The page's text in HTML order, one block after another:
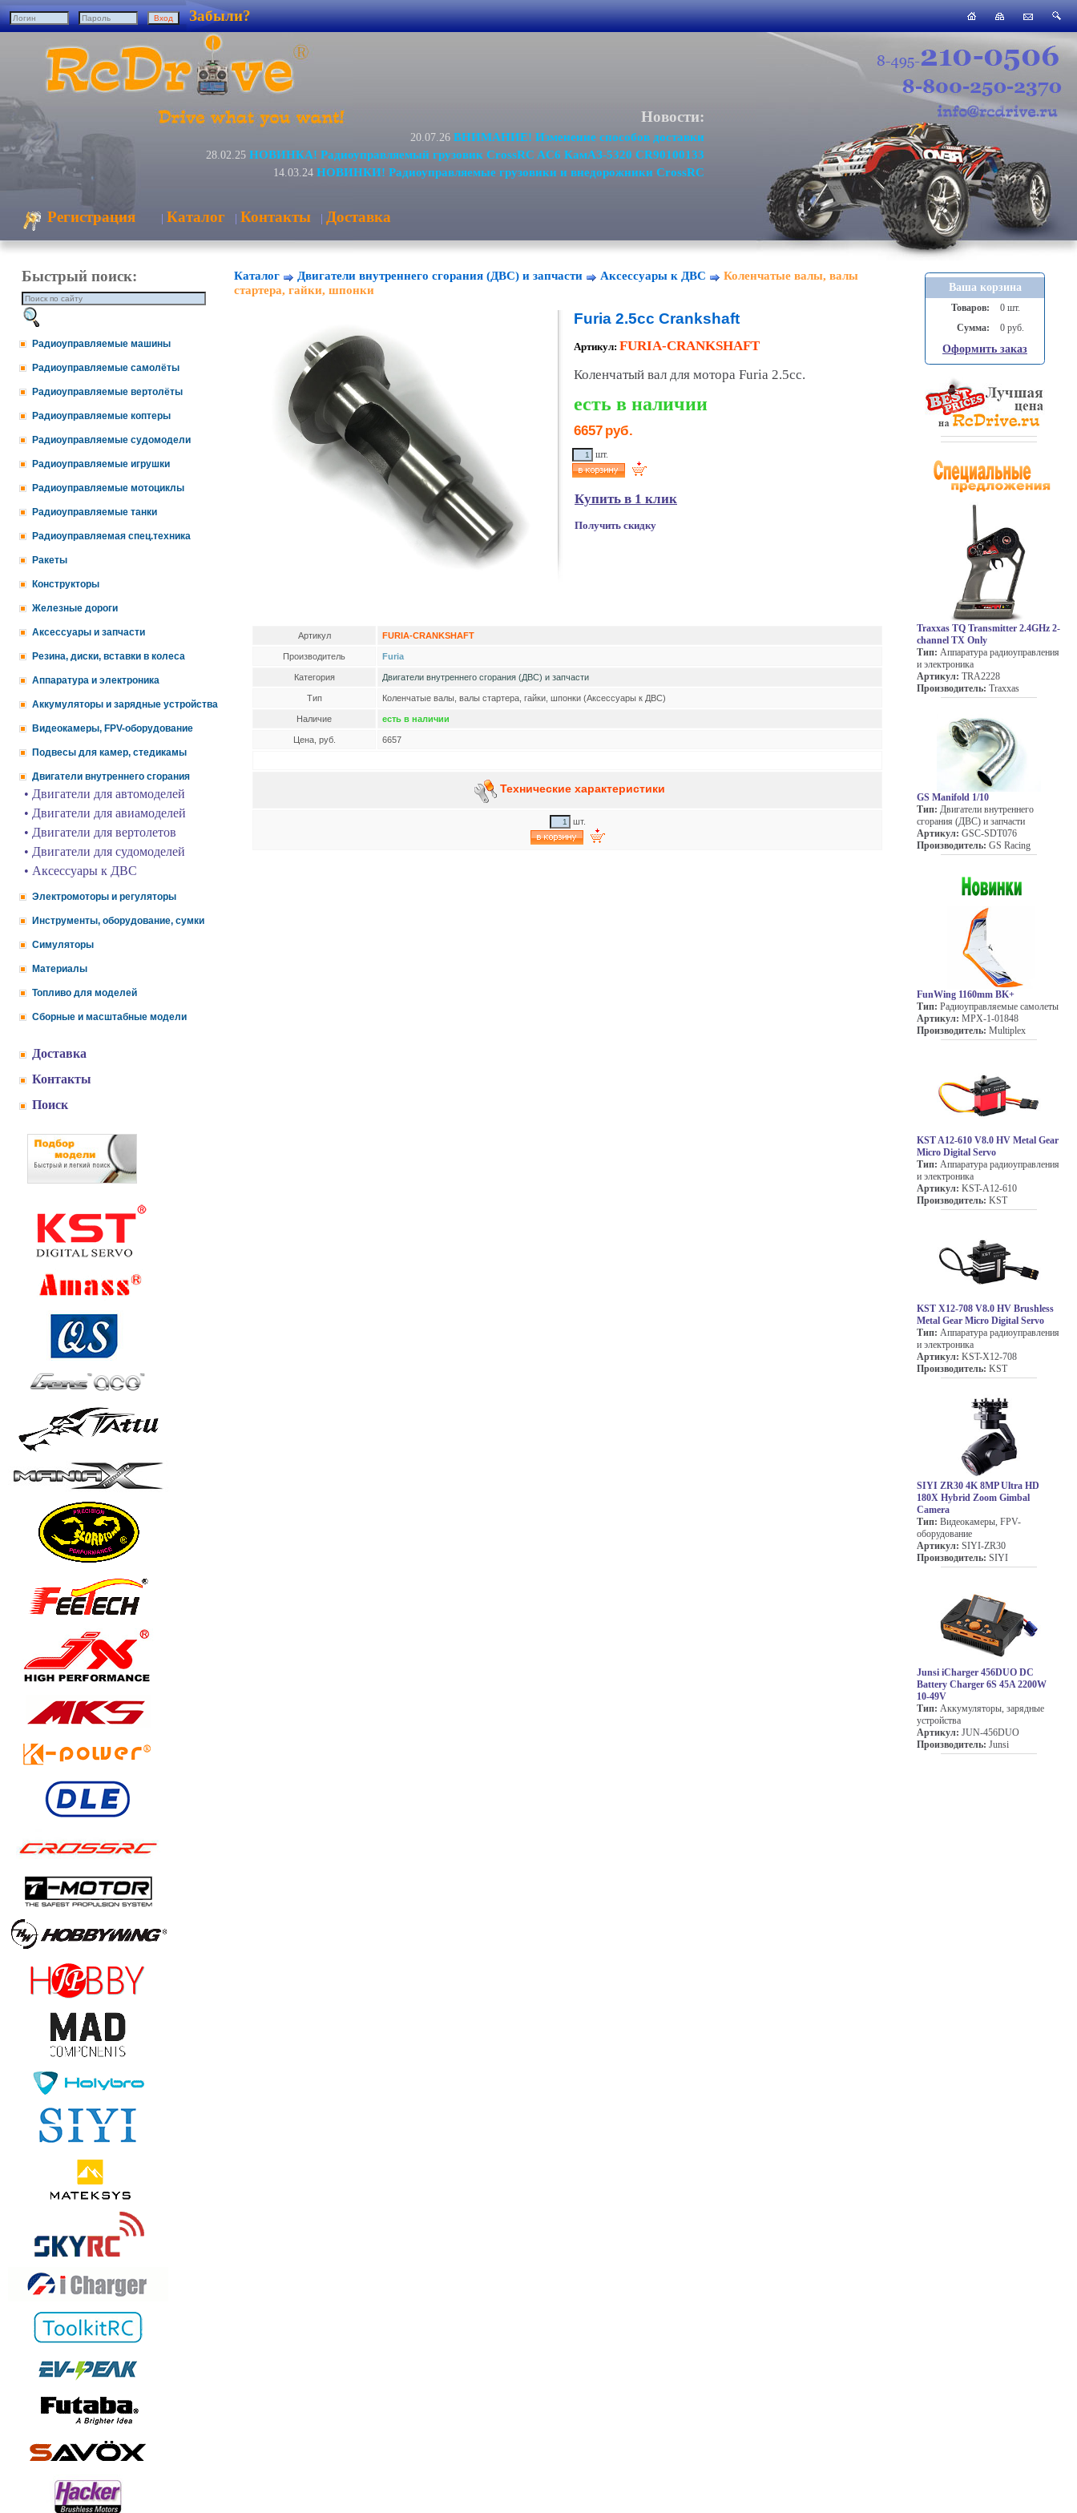
Забыли?
Новости:
20.07.26 ВНИМАНИЕ! Изменение способов доставки
28.02.25 НОВИНКА! Радиоуправляемый грузовик CrossRC AC6 КамАЗ-5320 CR90100133
14.03.24 НОВИНКИ! Радиоуправляемые грузовики и внедорожники CrossRC
Регистрация | Каталог | Контакты | Доставка
Быстрый поиск:
Радиоуправляемые машины
Радиоуправляемые самолёты
Радиоуправляемые вертолёты
Радиоуправляемые коптеры
Радиоуправляемые судомодели
Радиоуправляемые игрушки
Радиоуправляемые мотоциклы
Радиоуправляемые танки
Радиоуправляемая спец.техника
Ракеты
Конструкторы
Железные дороги
Аксессуары и запчасти
Резина, диски, вставки в колеса
Аппаратура и электроника
Аккумуляторы и зарядные устройства
Видеокамеры, FPV-оборудование
Подвесы для камер, стедикамы
Двигатели внутреннего сгорания
• Двигатели для автомоделей
• Двигатели для авиамоделей
• Двигатели для вертолетов
• Двигатели для судомоделей
• Аксессуары к ДВС
Электромоторы и регуляторы
Инструменты, оборудование, сумки
Симуляторы
Материалы
Топливо для моделей
Сборные и масштабные модели
Доставка
Контакты
Поиск
Каталог Двигатели внутреннего сгорания (ДВС) и запчасти Аксессуары к ДВС
Коленчатые валы, валы
стартера, гайки, шпонки
Furia 2.5cc Crankshaft
Артикул: FURIA-CRANKSHAFT
Коленчатый вал для мотора Furia 2.5cc.
есть в наличии
6657 руб.
шт.
Купить в 1 клик
Получить скидку
Артикул FURIA-CRANKSHAFT
Производитель Furia
Категория Двигатели внутреннего сгорания (ДВС) и запчасти
Тип Коленчатые валы, валы стартера, гайки, шпонки (Аксессуары к ДВС)
Наличие есть в наличии
Цена, руб. 6657
Технические характеристики
шт.
Ваша корзина
Товаров:
0 шт.
Сумма:
0 руб.
Оформить заказ
Traxxas TQ Transmitter 2.4GHz 2-
channel TX Only
Тип: Аппаратура радиоуправления
и электроника
Артикул: TRA2228
Производитель: Traxxas
GS Manifold 1/10
Тип: Двигатели внутреннего
сгорания (ДВС) и запчасти
Артикул: GSC-SDT076
Производитель: GS Racing
FunWing 1160mm BK+
Тип: Радиоуправляемые самолеты
Артикул: MPX-1-01848
Производитель: Multiplex
KST A12-610 V8.0 HV Metal Gear
Micro Digital Servo
Тип: Аппаратура радиоуправления
и электроника
Артикул: KST-A12-610
Производитель: KST
KST X12-708 V8.0 HV Brushless
Metal Gear Micro Digital Servo
Тип: Аппаратура радиоуправления
и электроника
Артикул: KST-X12-708
Производитель: KST
SIYI ZR30 4K 8MP Ultra HD
180X Hybrid Zoom Gimbal
Camera
Тип: Видеокамеры, FPV-
оборудование
Артикул: SIYI-ZR30
Производитель: SIYI
Junsi iCharger 456DUO DC
Battery Charger 6S 45A 2200W
10-49V
Тип: Аккумуляторы, зарядные
устройства
Артикул: JUN-456DUO
Производитель: Junsi